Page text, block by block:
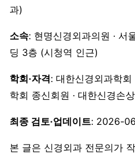
과)
소속: 현명신경외과의원 · 서
딩 3층 (시청역 인근)
학회·자격: 대한신경외과학
학회 종신회원 · 대한신경손
최종 검토·업데이트: 2026-
본 글은 신경외과 전문의가